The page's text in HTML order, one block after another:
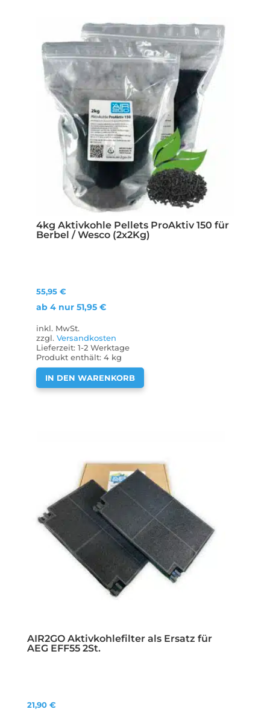
4kg Aktivkohle Pellets ProAktiv 150 für
Berbel / Wesco (2x2Kg)
55,95 €
ab 4 nur 51,95 €
inkl. MwSt.
zzgl. Versandkosten
Lieferzeit: 1-2 Werktage
Produkt enthält: 4 kg
IN DEN WARENKORB
AIR2GO Aktivkohlefilter als Ersatz für
AEG EFF55 2St.
21,90€